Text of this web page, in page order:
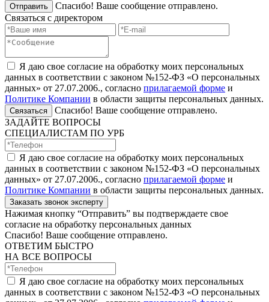
Отправить
Спасибо! Ваше сообщение отправлено.
Связаться с директором
Я даю свое согласие на обработку моих персональных
данных в соответствии с законом №152-ФЗ «О персональных
данных» от 27.07.2006., согласно прилагаемой форме и
Политике Компании в области защиты персональных данных.
Связаться
Спасибо! Ваше сообщение отправлено.
ЗАДАЙТЕ ВОПРОСЫ
СПЕЦИАЛИСТАМ ПО УРБ
Я даю свое согласие на обработку моих персональных
данных в соответствии с законом №152-ФЗ «О персональных
данных» от 27.07.2006., согласно прилагаемой форме и
Политике Компании в области защиты персональных данных.
Заказать звонок эксперту
Нажимая кнопку “Отправить” вы подтверждаете свое
согласие на обработку персональных данных
Спасибо! Ваше сообщение отправлено.
ОТВЕТИМ БЫСТРО
НА ВСЕ ВОПРОСЫ
Я даю свое согласие на обработку моих персональных
данных в соответствии с законом №152-ФЗ «О персональных